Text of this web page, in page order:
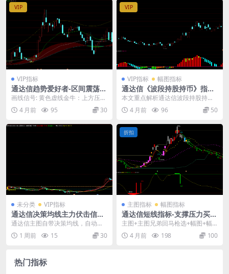
VIP指标
通达信趋势爱好者-区间震荡难
判断-金牛趋势画线参考工具
VIP
画线信号: 黄色虚线金牛：上方压力
参考线； 红色实线金钻趋势：核心
支撑参考线； ...
4 月前 95 30
VIP指标 幅图指标
通达信《波段持股持币》指标
公式源码
VIP
本文重点解析通达信波段持股持币
指标的红绿柱逻辑，以及弯弓、出
击、准备三档文字提示...
4 月前 96 50
未分类 VIP指标
通达信决策均线主力伏击信号
主图指标源码
通达信主图自带决策均线，自动区
分多头支撑、空头压力，搭配主力
伏击信号标记盘面机会...
1 周前 15 30
主图指标 幅图指标
通达信短线指标-支撑压力买卖
点-抄底逃顶公式源码
折扣
主图+主图兄弟回马枪选+幅图+幅
图超卖见底选+幅图抄底选，一共5
个指标公式！ 1...
4 月前 198 100
热门指标